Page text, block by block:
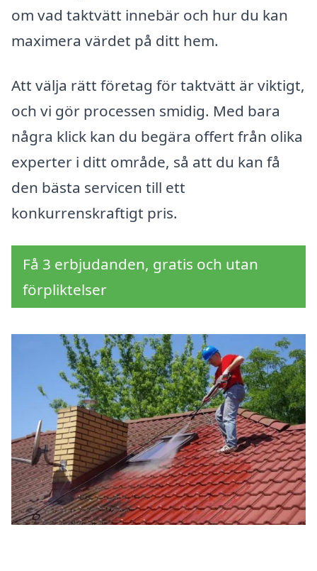
om vad taktvätt innebär och hur du kan
maximera värdet på ditt hem.
Att välja rätt företag för taktvätt är viktigt,
och vi gör processen smidig. Med bara
några klick kan du begära offert från olika
experter i ditt område, så att du kan få
den bästa servicen till ett
konkurrenskraftigt pris.
Få 3 erbjudanden, gratis och utan
förpliktelser